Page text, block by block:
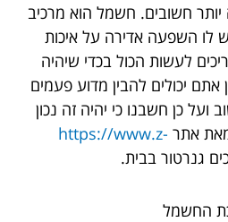
חשובים. חשמל הוא מרכיב
לו השפעה אדירה על איכות
לעשות הכול בכדי שיהיה
זמין 24/7. כאן אתם יכולים להבין מדוע פעמים
ועל כן חשבנו כי יהיה זה נכון
https://www.z-
גנרטור בבית.
החשמל